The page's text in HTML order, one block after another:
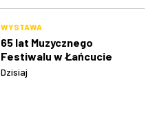
WYSTAWA
65 lat Muzycznego
Festiwalu w Łańcucie
Dzisiaj